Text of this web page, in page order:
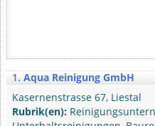
1. Aqua Reinigung GmbH
Kasernenstrasse 67, Liestal
Rubrik(en):